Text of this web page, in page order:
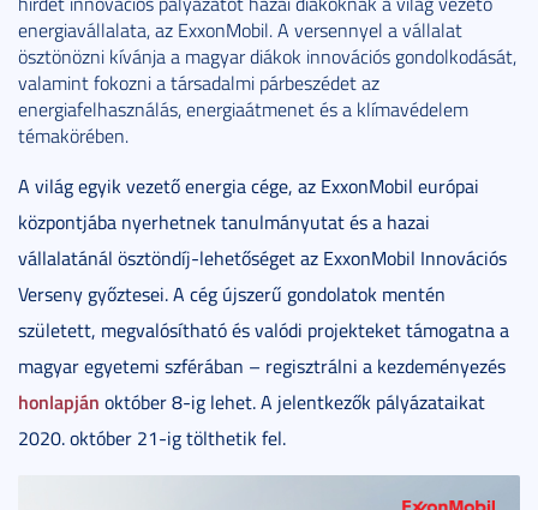
energiavállalata, az ExxonMobil. A versennyel a vállalat
ösztönözni kívánja a magyar diákok innovációs gondolkodását,
valamint fokozni a társadalmi párbeszédet az
energiafelhasználás, energiaátmenet és a klímavédelem
témakörében.
A világ egyik vezető energia cége, az ExxonMobil európai
központjába nyerhetnek tanulmányutat és a hazai
vállalatánál ösztöndíj-lehetőséget az ExxonMobil Innovációs
Verseny győztesei. A cég újszerű gondolatok mentén
született, megvalósítható és valódi projekteket támogatna a
magyar egyetemi szférában – regisztrálni a kezdeményezés
honlapján október 8-ig lehet. A jelentkezők pályázataikat
2020. október 21-ig tölthetik fel.